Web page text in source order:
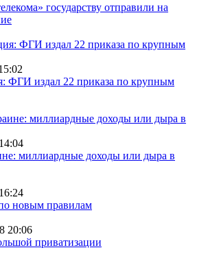
государству отправили на
ФГИ издал 22 приказа по крупным
миллиардные доходы или дыра в
новым правилам
20:06
приватизации